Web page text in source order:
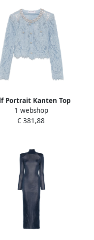
Portrait Kanten Top
053T-Bl Blue Dames
1 webshop
€ 381,88